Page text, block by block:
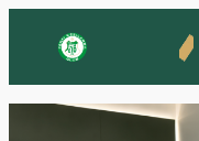
tartalomhoz